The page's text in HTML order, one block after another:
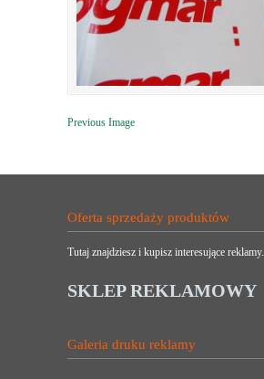
Previous Image
Oferta sprzedaży produktów
Tutaj znajdziesz i kupisz interesujące reklamy.
SKLEP REKLAMOWY
Galeria druku reklamy